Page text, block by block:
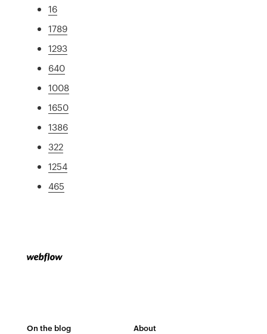
16
1789
1293
640
1008
1650
1386
322
1254
465
On the blog About